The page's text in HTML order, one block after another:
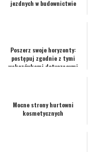
jezdnych w budownictwie
Poszerz swoje horyzonty:
postępuj zgodnie z tymi
wskazówkami dotyczącymi
Mocne strony hurtowni
kosmetycznych